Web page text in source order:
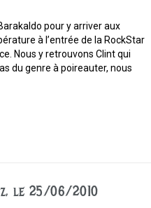
pour y arriver aux
à l’entrée de la RockStar
Nous y retrouvons Clint qui
du genre à poireauter, nous
le 25/06/2010